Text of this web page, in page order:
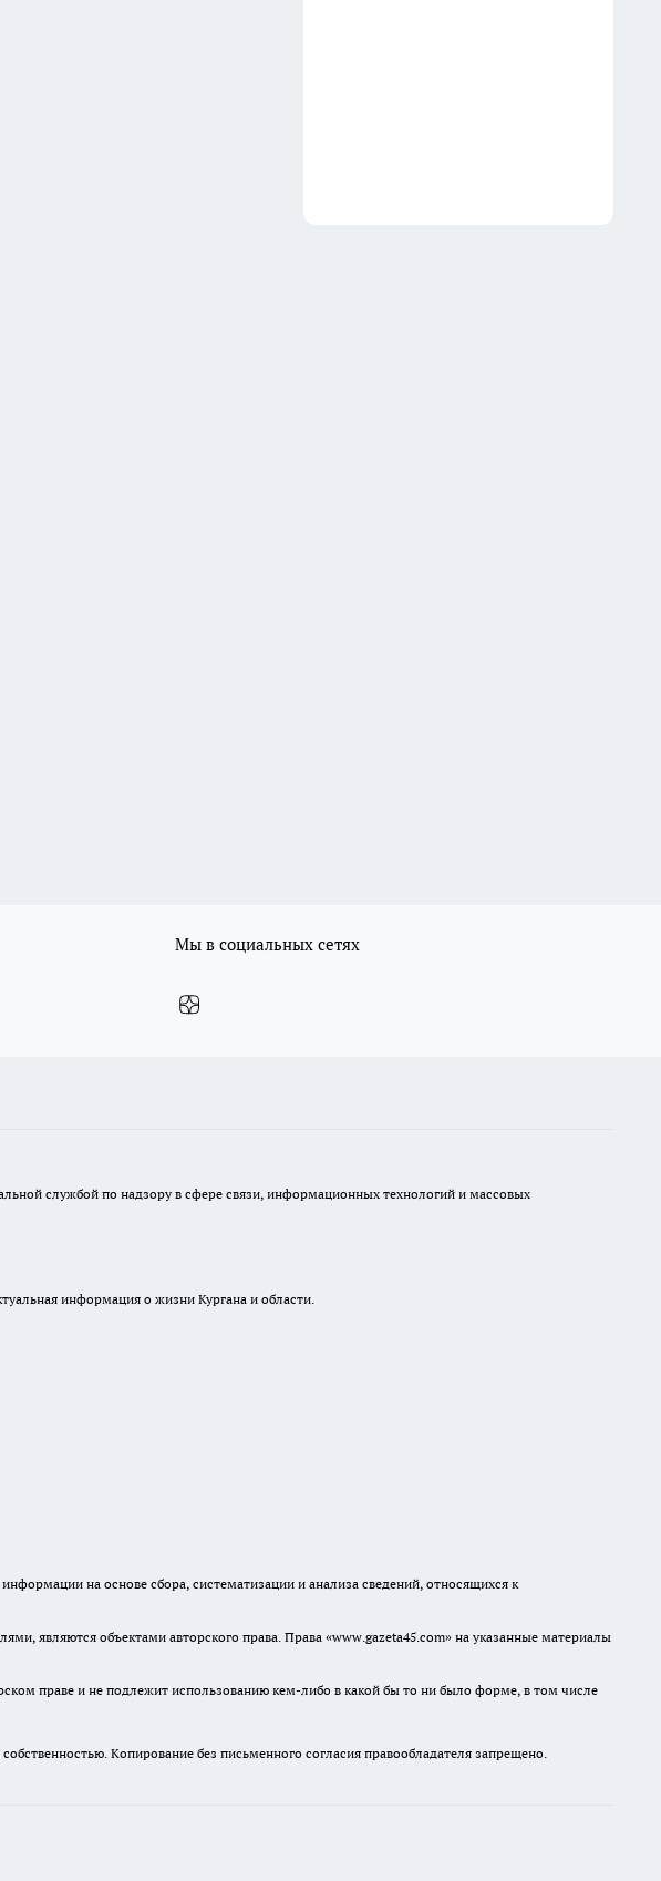
Мы в социальных сетях
службой по надзору в сфере связи, информационных технологий и массовых
информация о жизни Кургана и области.
на основе сбора, систематизации и анализа сведений, относящихся к
являются объектами авторского права. Права «www.gazeta45.com» на указанные материалы
праве и не подлежит использованию кем-либо в какой бы то ни было форме, в том числе
Копирование без письменного согласия правообладателя запрещено.